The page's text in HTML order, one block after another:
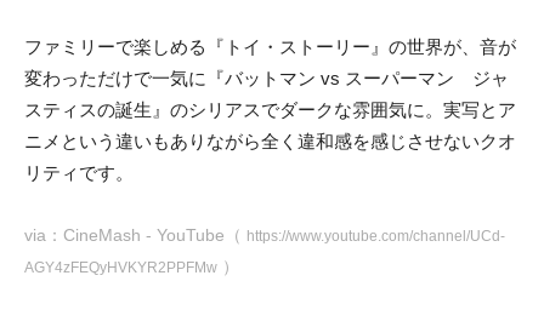
ファミリーで楽しめる『トイ・ストーリー』の世界が、音が
変わっただけで一気に『バットマン vs スーパーマン ジャ
スティスの誕生』のシリアスでダークな雰囲気に。実写とア
ニメという違いもありながら全く違和感を感じさせないクオ
リティです。
via：CineMash - YouTube（ https://www.youtube.com/channel/UCd-
AGY4zFEQyHVKYR2PPFMw ）